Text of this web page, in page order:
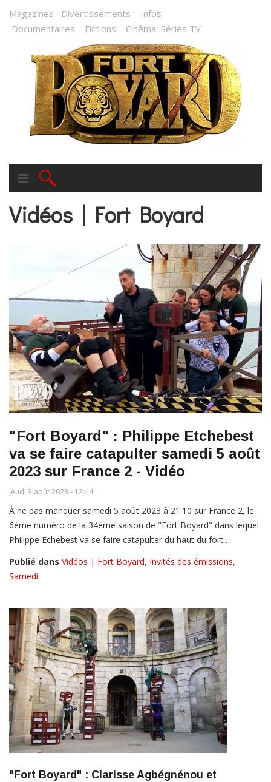
Magazines Divertissements
Infos
Documentaires
Fictions Cinéma Séries TV
Vidéos | Fort Boyard
"Fort Boyard" : Philippe Etchebest
va se faire catapulter samedi 5 août
2023 sur France 2 - Vidéo
jeudi 3 août 2023 - 12:44
À ne pas manquer samedi 5 août 2023 à 21:10 sur France 2, le
6ème numéro de la 34ème saison de "Fort Boyard" dans lequel
Philippe Echebest va se faire catapulter du haut du fort…
Publié dans Vidéos | Fort Boyard, Invités des émissions,
Samedi
"Fort Boyard" : Clarisse Agbégnénou et